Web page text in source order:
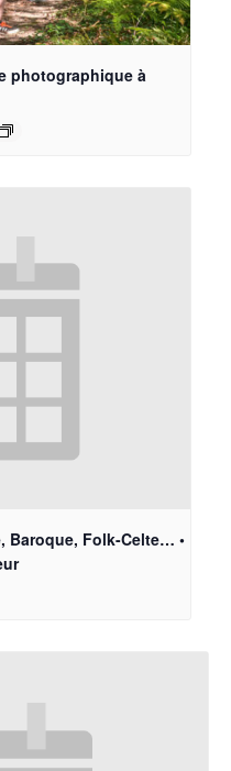
photographique à
Baroque, Folk-Celte… •